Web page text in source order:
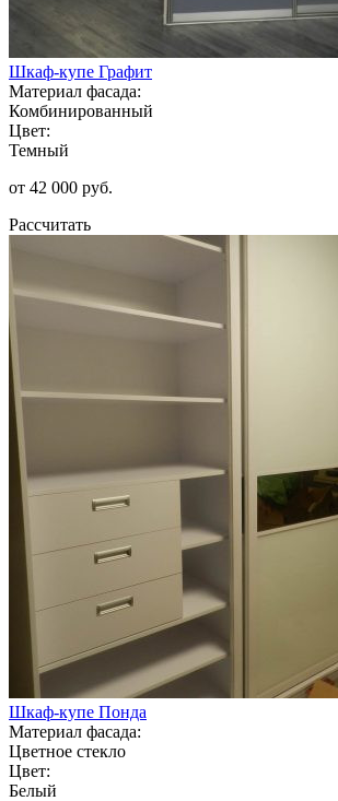
Шкаф-купе Графит
Материал фасада:
Комбинированный
Цвет:
Темный
от 42 000 руб.
Рассчитать
Шкаф-купе Понда
Материал фасада:
Цветное стекло
Цвет:
Белый